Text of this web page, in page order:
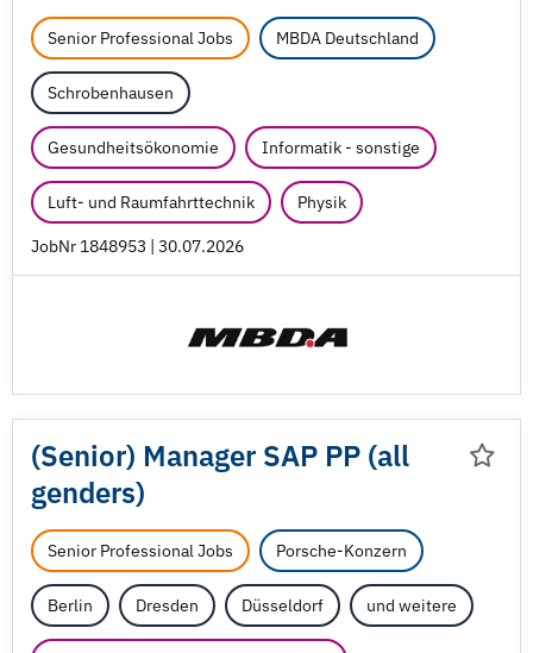
Senior Professional Jobs MBDA Deutschland
Schrobenhausen
Gesundheitsökonomie Informatik - sonstige
Luft- und Raumfahrttechnik Physik
JobNr 1848953 | 30.07.2026
(Senior) Manager SAP PP (all
genders)
Senior Professional Jobs Porsche-Konzern
Berlin Dresden Düsseldorf und weitere